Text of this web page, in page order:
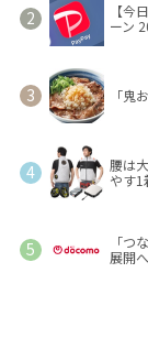
【今
ーン
「鬼
腰は
やす
「
展開へ